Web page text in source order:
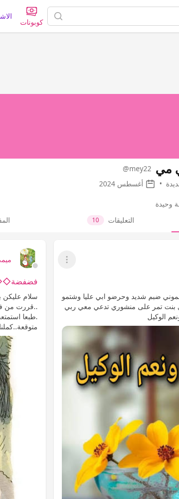
كوبونات
مي @mey22
• أغسطس 2024
وحيدة
التعليقات 10
عرض القائمة
ضبم شديد وحرضو ابي عليا وشتمو
بنت تمر على منشوري تدعي معي ربي
الوكيل
سلام عليكن
..قررت من
.طبعا